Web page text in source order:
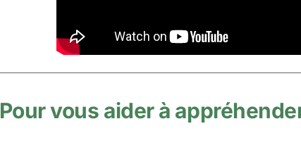
Pour vous aider à